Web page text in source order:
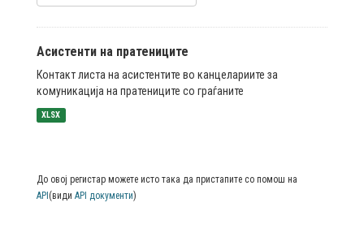
Асистенти на пратениците
Контакт листа на асистентите во канцелариите за
комуникација на пратениците со граѓаните
XLSX
До овој регистар можете исто така да пристапите со помош на
API (види API документи)